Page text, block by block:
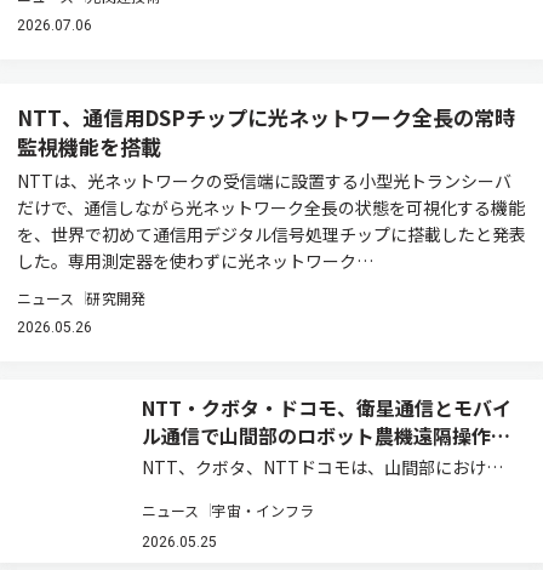
2026.07.06
NTT、通信用DSPチップに光ネットワーク全長の常時
監視機能を搭載
NTTは、光ネットワークの受信端に設置する小型光トランシーバ
だけで、通信しながら光ネットワーク全長の状態を可視化する機能
を、世界で初めて通信用デジタル信号処理チップに搭載したと発表
した。専用測定器を使わずに光ネットワーク…
ニュース 研究開発
2026.05.26
NTT・クボタ・ドコモ、衛星通信とモバイ
ル通信で山間部のロボット農機遠隔操作を
実証
NTT、クボタ、NTTドコモは、山間部における
化と映像伝送の継続性を実現する共同実証実験を
実施し、モバイル通信と衛星通信を組み合わせた
ニュース 宇宙・インフラ
2026.05.25